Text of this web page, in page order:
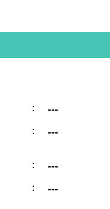
: ---
: ---
: ---
: ---